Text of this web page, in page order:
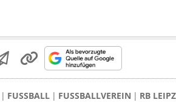
FUSSBALL FUSSBALLVEREIN RB